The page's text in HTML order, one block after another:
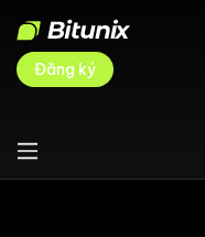
Đăng ký